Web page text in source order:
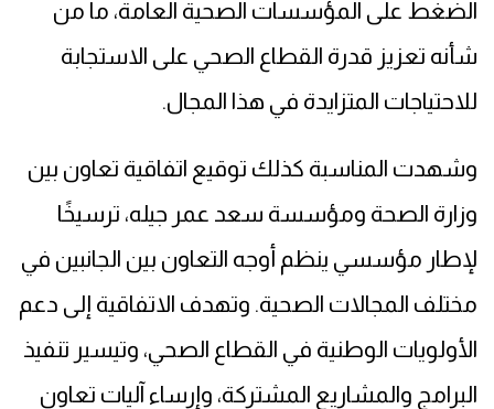
الضغط على المؤسسات الصحية العامة، ما من
شأنه تعزيز قدرة القطاع الصحي على الاستجابة
للاحتياجات المتزايدة في هذا المجال.
وشهدت المناسبة كذلك توقيع اتفاقية تعاون بين
وزارة الصحة ومؤسسة سعد عمر جيله، ترسيخًا
لإطار مؤسسي ينظم أوجه التعاون بين الجانبين في
مختلف المجالات الصحية. وتهدف الاتفاقية إلى دعم
الأولويات الوطنية في القطاع الصحي، وتيسير تنفيذ
البرامج والمشاريع المشتركة، وإرساء آليات تعاون